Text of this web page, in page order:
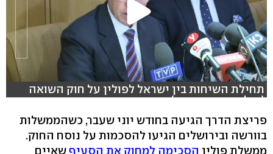
תחילת השיחות בין ישראל לפולין על חוק השואה
(צילום : עופר מאיר)
פריצת הדרך הגיעה בחודש יוני שעבר, כשהממשלות
בוורשה ובירושלים הגיעו להסכמות על נוסח החוק.
ממשלת פולין הסכימה למחוק את הסעיףשאיים